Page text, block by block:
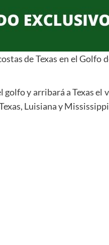
de Texas en el
y arribará a Texas
Luisiana y